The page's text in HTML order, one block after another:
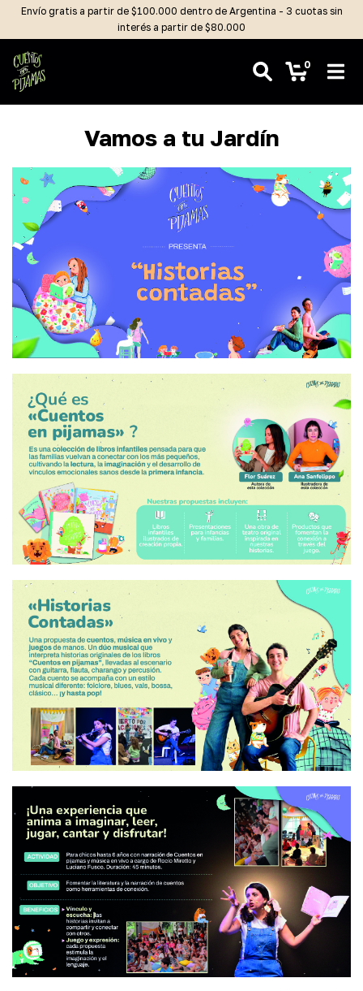
Envío gratis a partir de $100.000 dentro de Argentina - 3 cuotas sin
interés a partir de $80.000
0
Vamos a tu Jardín